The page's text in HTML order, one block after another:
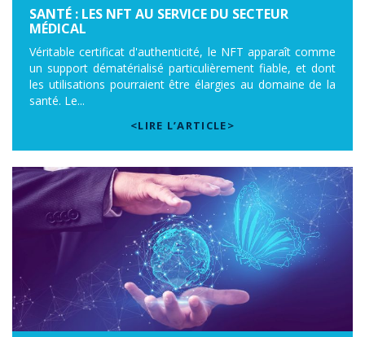
SANTÉ : LES NFT AU SERVICE DU SECTEUR
MÉDICAL
Véritable certificat d'authenticité, le NFT apparaît comme
un support dématérialisé particulièrement fiable, et dont
les utilisations pourraient être élargies au domaine de la
santé. Le...
<LIRE L’ARTICLE>